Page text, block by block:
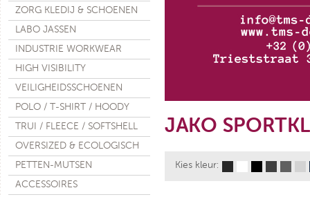
ZORG KLEDIJ & SCHOENEN
LABO JASSEN
INDUSTRIE WORKWEAR
HIGH VISIBILITY
VEILIGHEIDSSCHOENEN
POLO / T-SHIRT / HOODY
TRUI / FLEECE / SOFTSHELL
OVERSIZED & ECOLOGISCH
PETTEN-MUTSEN
ACCESSOIRES
JAKO
Kies kleur: